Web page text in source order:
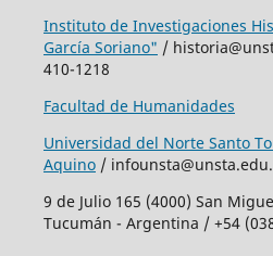
Instituto de Investigaciones
García Soriano" /
410-1218
Facultad de Humanidades
Universidad del Norte Santo
Aquino/
9 de Julio 165 (4000) San
Tucumán - Argentina / +54